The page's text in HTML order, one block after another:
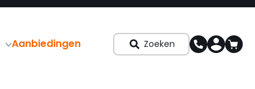
Aanbiedingen Zoeken